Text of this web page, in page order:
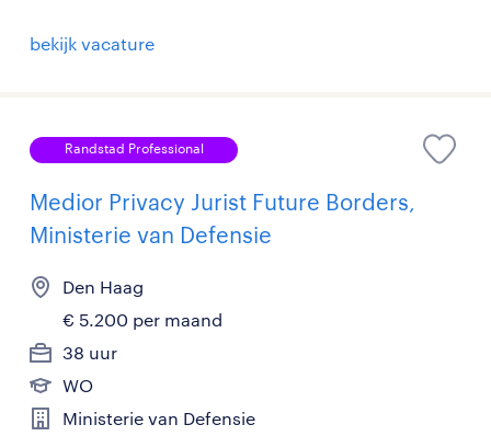
bekijk vacature
Randstad Professional
Medior Privacy Jurist Future Borders,
Ministerie van Defensie
Den Haag
€ 5.200 per maand
38 uur
WO
Ministerie van Defensie